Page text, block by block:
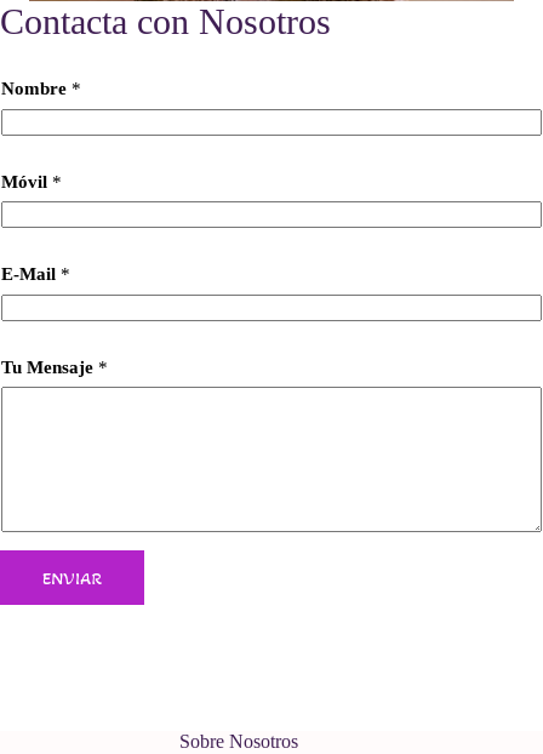
Contacta con Nosotros
Nombre *
Móvil *
E-Mail *
Tu Mensaje *
ENVIAR
Sobre Nosotros